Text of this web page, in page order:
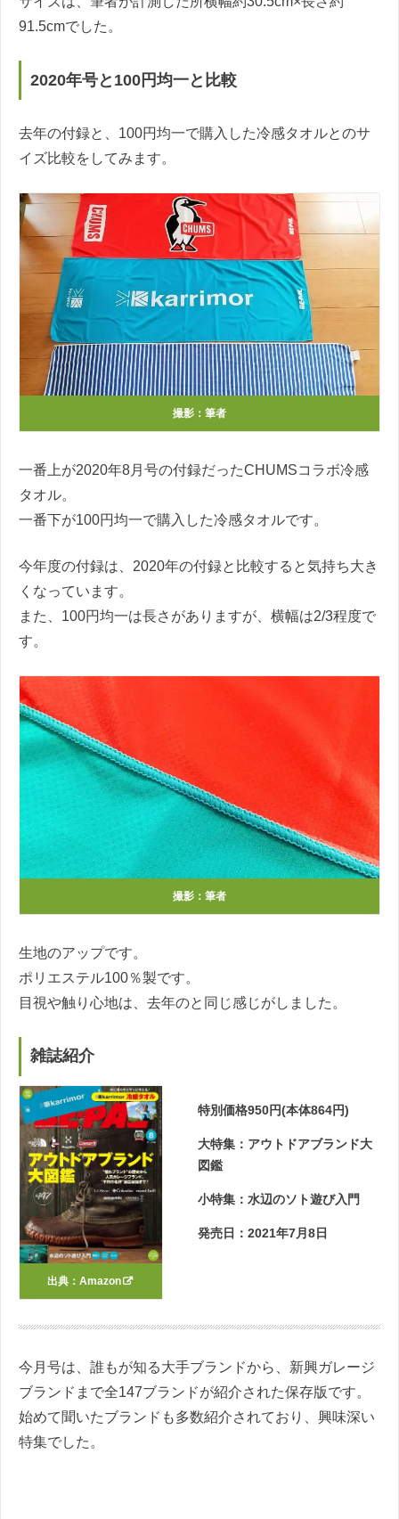
91.5cmでした。
2020年号と100円均一と比較
去年の付録と、100円均一で購入した冷感タオルとのサ
イズ比較をしてみます。
撮影：筆者
一番上が2020年8月号の付録だったCHUMSコラボ冷感
タオル。
一番下が100円均一で購入した冷感タオルです。
今年度の付録は、2020年の付録と比較すると気持ち大き
くなっています。
また、100円均一は長さがありますが、横幅は2/3程度で
す。
撮影：筆者
生地のアップです。
ポリエステル100％製です。
目視や触り心地は、去年のと同じ感じがしました。
雑誌紹介
出典： Amazon
特別価格950円(本体864円)
大特集：アウトドアブランド大
図鑑
小特集：水辺のソト遊び入門
発売日：2021年7月8日
今月号は、誰もが知る大手ブランドから、新興ガレージ
ブランドまで全147ブランドが紹介された保存版です。
始めて聞いたブランドも多数紹介されており、興味深い
特集でした。